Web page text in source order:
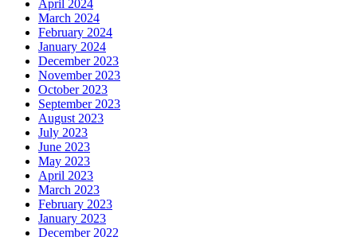
April 2024
March 2024
February 2024
January 2024
December 2023
November 2023
October 2023
September 2023
August 2023
July 2023
June 2023
May 2023
April 2023
March 2023
February 2023
January 2023
December 2022